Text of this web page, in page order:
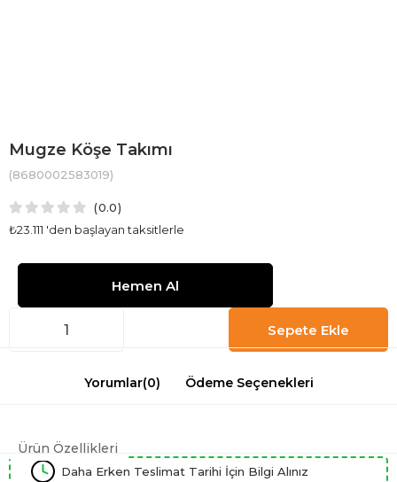
Mugze Köşe Takımı
(8680002583019)
0.0
₺23.111 'den başlayan taksitlerle
Yorumlar(0) Ödeme Seçenekleri
Ürün Özellikleri
Daha Erken Teslimat Tarihi İçin Bilgi Alınız